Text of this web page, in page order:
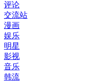
评论
交流站
漫画
娱乐
明星
影视
音乐
韩流